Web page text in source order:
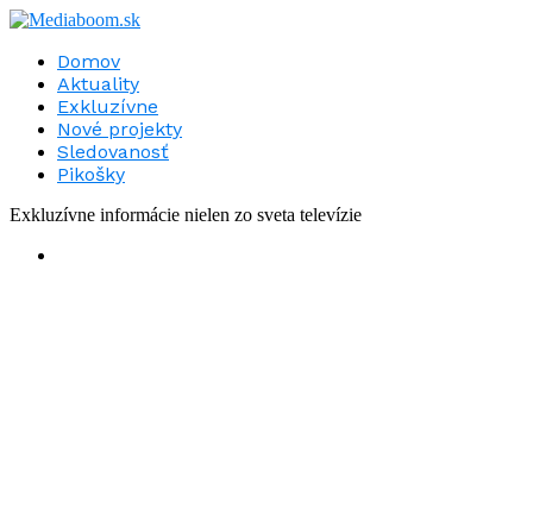
Domov
Aktuality
Exkluzívne
Nové projekty
Sledovanosť
Pikošky
Exkluzívne informácie nielen zo sveta televízie